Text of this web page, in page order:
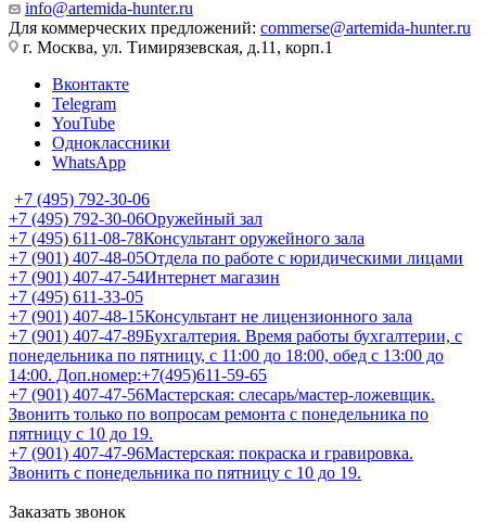
info@artemida-hunter.ru
Для коммерческих предложений: commerse@artemida-hunter.ru
г. Москва, ул. Тимирязевская, д.11, корп.1
Вконтакте
Telegram
YouTube
Одноклассники
WhatsApp
+7 (495) 792-30-06
+7 (495) 792-30-06Оружейный зал
+7 (495) 611-08-78Консультант оружейного зала
+7 (901) 407-48-05Отдела по работе с юридическими лицами
+7 (901) 407-47-54Интернет магазин
+7 (495) 611-33-05
+7 (901) 407-48-15Консультант не лицензионного зала
+7 (901) 407-47-89Бухгалтерия. Время работы бухгалтерии, с
понедельника по пятницу, с 11:00 до 18:00, обед с 13:00 до
14:00. Доп.номер:+7(495)611-59-65
+7 (901) 407-47-56Мастерская: слесарь/мастер-ложевщик.
Звонить только по вопросам ремонта с понедельника по
пятницу с 10 до 19.
+7 (901) 407-47-96Мастерская: покраска и гравировка.
Звонить с понедельника по пятницу с 10 до 19.
Заказать звонок